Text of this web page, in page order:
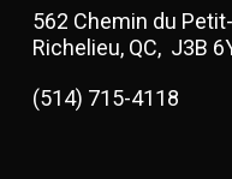
562 Chemin du
Richelieu, QC, J3B
(514) 715-4118